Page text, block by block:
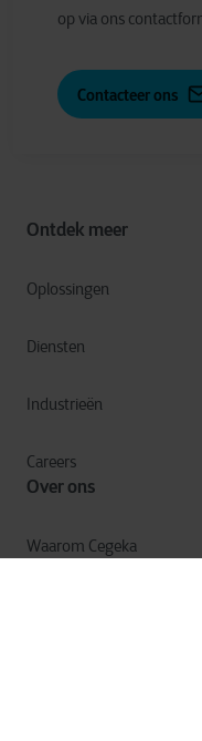
Ontdek meer
Oplossingen
Diensten
Industrieën
Careers
Over ons
Waarom Cegeka
op via ons
Contacteer ons